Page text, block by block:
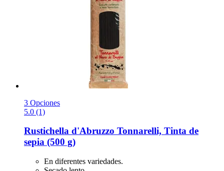
3 Opciones
5.0 (1)
Rustichella d'Abruzzo Tonnarelli, Tinta de
sepia (500 g)
En diferentes variedades.